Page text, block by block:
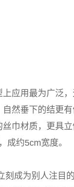
应用最为广泛
然垂下的结更
巾材质，更具
成约5cm宽度。
刻成为别人注目